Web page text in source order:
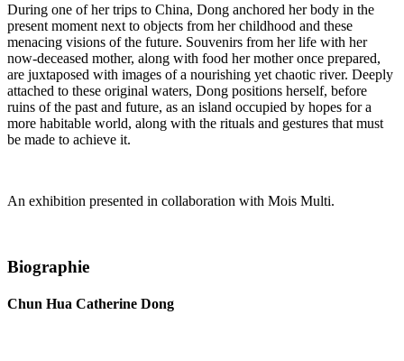
During one of her trips to China, Dong anchored her body in the
present moment next to objects from her childhood and these
menacing visions of the future. Souvenirs from her life with her
now-deceased mother, along with food her mother once prepared,
are juxtaposed with images of a nourishing yet chaotic river. Deeply
attached to these original waters, Dong positions herself, before
ruins of the past and future, as an island occupied by hopes for a
more habitable world, along with the rituals and gestures that must
be made to achieve it.
An exhibition presented in collaboration with Mois Multi.
Biographie
Chun Hua Catherine Dong